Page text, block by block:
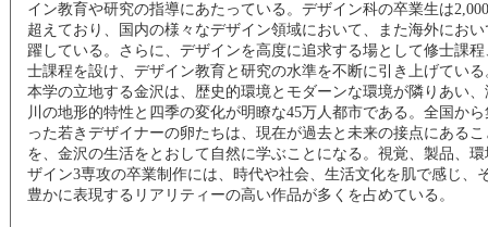
イン教育や研究の指導にあたっている。デザイン科の卒業生は
超えており、国内の様々なデザイン領域において、また海外におい
躍している。さらに、デザインを高度に追求する場として修士課程
士課程を設け、デザイン教育と研究の水準を不断に引き上げている
本学の立地する金沢は、歴史的環境とモダーンな環境が隣りあい、
川の地形的特性と四季の変化が明瞭な45万人都市である。全国から
った若きデザイナーの卵たちは、現在が過去と未来の接点にあるこ
を、金沢の生活をとおして自然に学ぶことになる。視覚、製品、環
ザイン3専攻の卒業制作には、時代や社会、生活文化を肌で感じ、
豊かに表現するリアリティーの高い作品が多くを占めている。